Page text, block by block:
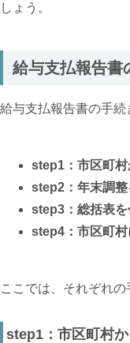
しょう。
給与支払報告書
給与支払報告書の手続
step1：市区町
step2：年末調整
step3：総括表を
step4：市区町村
ここでは、それぞれの
step1：市区町村